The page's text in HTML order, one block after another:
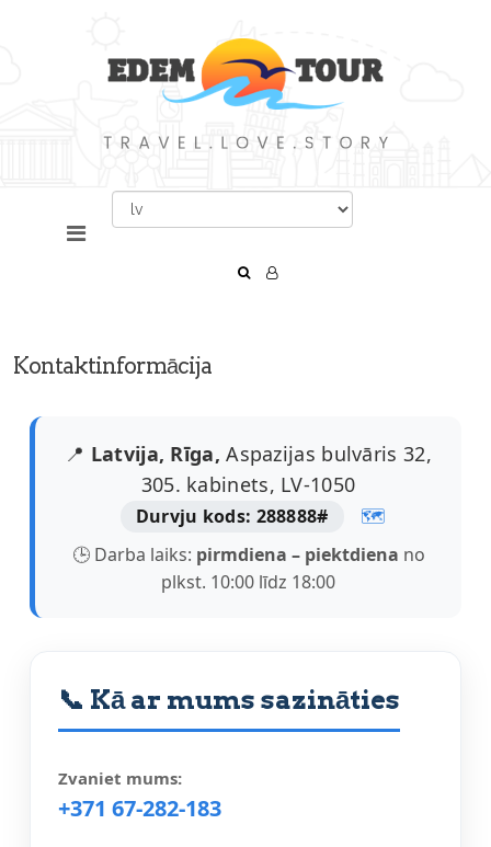
Kontaktinformācija
📍 Latvija, Rīga, Aspazijas bulvāris 32,
305. kabinets, LV-1050
Durvju kods: 288888#
🗺️
🕒 Darba laiks: pirmdiena – piektdiena no
plkst. 10:00 līdz 18:00
📞 Kā ar mums sazināties
Zvaniet mums:
+371 67-282-183